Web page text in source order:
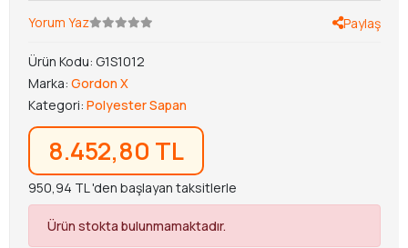
Yorum Yaz Paylaş
Ürün Kodu: G1S1012
Marka: Gordon X
Kategori: Polyester Sapan
8.452,80 TL
950,94 TL 'den başlayan taksitlerle
Ürün stokta bulunmamaktadır.